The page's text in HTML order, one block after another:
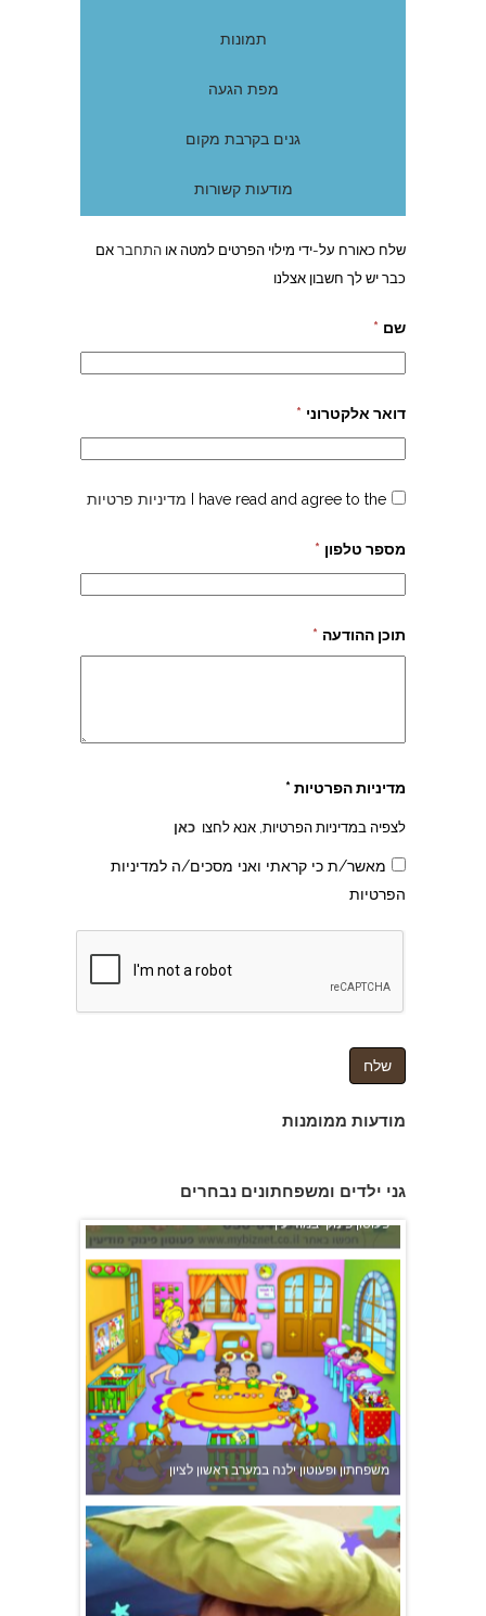
תמונות
מפת הגעה
גנים בקרבת מקום
מודעות קשורות
שלח כאורח על-ידי מילוי הפרטים למטה או התחבראם
כבר יש לך חשבון אצלנו
שם *
דואר אלקטרוני *
I have read and agree to the מדיניות פרטיות
מספר טלפון *
תוכן ההודעה *
מדיניות הפרטיות *
לצפיה במדיניות הפרטיות, אנא לחצו כאן
מאשר/ת כי קראתי ואני מסכים/ה למדיניות
הפרטיות
מודעות ממומנות
גני ילדים ומשפחתונים נבחרים
צהרון בקרית אונו
פעוטון פינוקי במודיעין
משפחתון ופעוטון ילנה במערב ראשון לציון